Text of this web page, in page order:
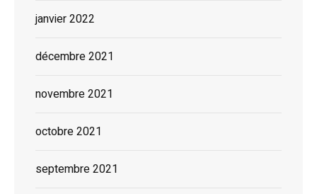
janvier 2022
décembre 2021
novembre 2021
octobre 2021
septembre 2021